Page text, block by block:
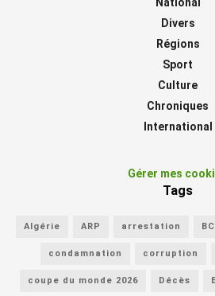
Divers
Régions
Sport
Culture
Chroniques
International
Gérer mes
Tags
Algérie ARP arrestation
condamnation corruption
coupe du monde 2026 Décès